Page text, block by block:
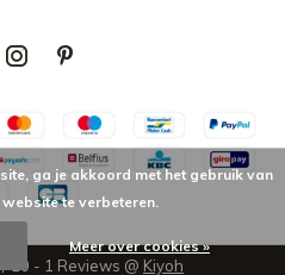
10 - 1 Reviews @ Kiyoh
ga je akkoord met het gebruik van
te verbeteren.
Meer over cookies »